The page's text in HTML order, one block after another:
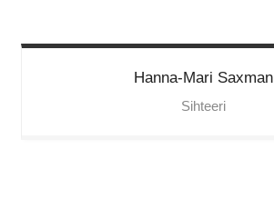
Hanna-Mari Saxman
Sihteeri